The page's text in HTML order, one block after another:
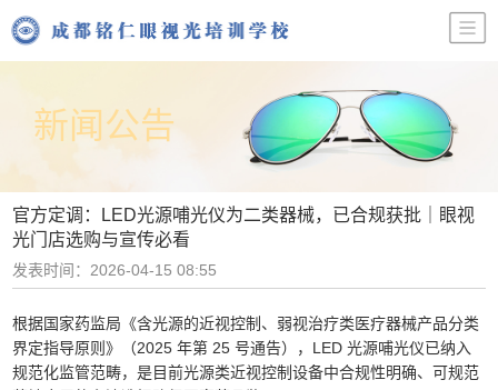
新闻公告
官方定调：LED光源哺光仪为二类器械，已合规获批｜眼视
光门店选购与宣传必看
发表时间：2026-04-15 08:55
根据国家药监局《含光源的近视控制、弱视治疗类医疗器械产品分类
界定指导原则》（2025 年第 25 号通告），LED 光源哺光仪已纳入
规范化监管范畴，是目前光源类近视控制设备中合规性明确、可规范